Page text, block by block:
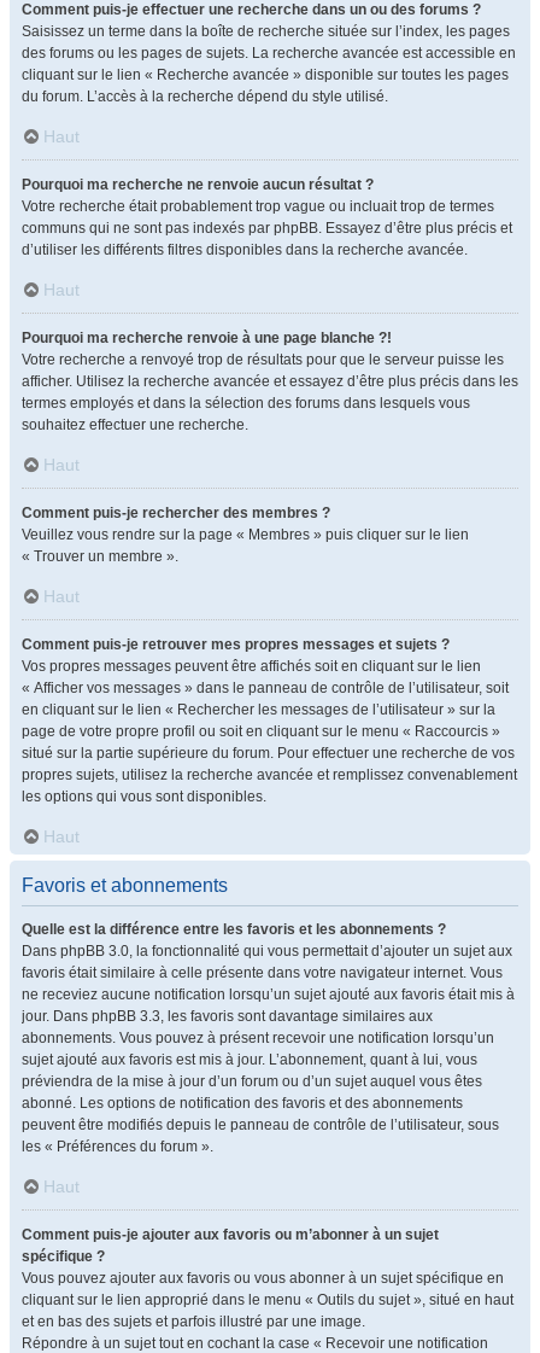
Comment puis-je effectuer une recherche dans un ou des forums ?
Saisissez un terme dans la boîte de recherche située sur l’index, les pages
des forums ou les pages de sujets. La recherche avancée est accessible en
cliquant sur le lien « Recherche avancée » disponible sur toutes les pages
du forum. L’accès à la recherche dépend du style utilisé.
Haut
Pourquoi ma recherche ne renvoie aucun résultat ?
Votre recherche était probablement trop vague ou incluait trop de termes
communs qui ne sont pas indexés par phpBB. Essayez d’être plus précis et
d’utiliser les différents filtres disponibles dans la recherche avancée.
Haut
Pourquoi ma recherche renvoie à une page blanche ?!
Votre recherche a renvoyé trop de résultats pour que le serveur puisse les
afficher. Utilisez la recherche avancée et essayez d’être plus précis dans les
termes employés et dans la sélection des forums dans lesquels vous
souhaitez effectuer une recherche.
Haut
Comment puis-je rechercher des membres ?
Veuillez vous rendre sur la page « Membres » puis cliquer sur le lien
« Trouver un membre ».
Haut
Comment puis-je retrouver mes propres messages et sujets ?
Vos propres messages peuvent être affichés soit en cliquant sur le lien
« Afficher vos messages » dans le panneau de contrôle de l’utilisateur, soit
en cliquant sur le lien « Rechercher les messages de l’utilisateur » sur la
page de votre propre profil ou soit en cliquant sur le menu « Raccourcis »
situé sur la partie supérieure du forum. Pour effectuer une recherche de vos
propres sujets, utilisez la recherche avancée et remplissez convenablement
les options qui vous sont disponibles.
Haut
Favoris et abonnements
Quelle est la différence entre les favoris et les abonnements ?
Dans phpBB 3.0, la fonctionnalité qui vous permettait d’ajouter un sujet aux
favoris était similaire à celle présente dans votre navigateur internet. Vous
ne receviez aucune notification lorsqu’un sujet ajouté aux favoris était mis à
jour. Dans phpBB 3.3, les favoris sont davantage similaires aux
abonnements. Vous pouvez à présent recevoir une notification lorsqu’un
sujet ajouté aux favoris est mis à jour. L’abonnement, quant à lui, vous
préviendra de la mise à jour d’un forum ou d’un sujet auquel vous êtes
abonné. Les options de notification des favoris et des abonnements
peuvent être modifiés depuis le panneau de contrôle de l’utilisateur, sous
les « Préférences du forum ».
Haut
Comment puis-je ajouter aux favoris ou m’abonner à un sujet
spécifique ?
Vous pouvez ajouter aux favoris ou vous abonner à un sujet spécifique en
cliquant sur le lien approprié dans le menu « Outils du sujet », situé en haut
et en bas des sujets et parfois illustré par une image.
Répondre à un sujet tout en cochant la case « Recevoir une notification